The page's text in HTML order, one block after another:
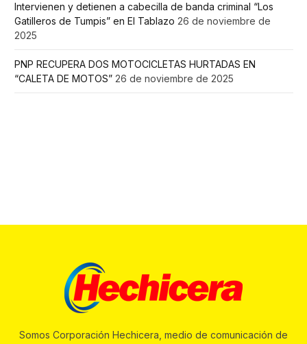
Intervienen y detienen a cabecilla de banda criminal “Los
Gatilleros de Tumpis” en El Tablazo 26 de noviembre de
2025
PNP RECUPERA DOS MOTOCICLETAS HURTADAS EN
“CALETA DE MOTOS” 26 de noviembre de 2025
Somos Corporación Hechicera, medio de comunicación de